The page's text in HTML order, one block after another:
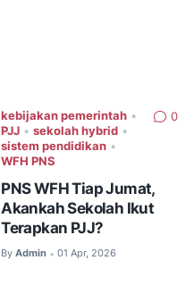
kebijakan pemerintah •
PJJ •sekolah hybrid •
sistem pendidikan •
WFH PNS
0
PNS WFH Tiap Jumat,
Akankah Sekolah Ikut
Terapkan PJJ?
By Admin • 01 Apr, 2026